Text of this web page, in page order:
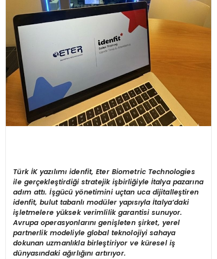
Türk İK yazılımıidenfit, Eter Biometric Technologies
ile gerçekleştirdiği stratejik işbirliğiyle İtalya pazarına
adım attı.İşgücüyönetimini uçtan uca dijitalleştiren
idenfit, bulut tabanlı modüler yapısıylaİtalya’daki
işletmelere yüksek verimlilik garantisi sunuyor.
Avrupa operasyonlarınıgenişleten şirket, yerel
partnerlik modeliyle global teknolojiyi sahaya
dokunan uzmanlıkla birleştiriyor ve küresel iş
dünyasındaki ağırlığınıartırıyor.